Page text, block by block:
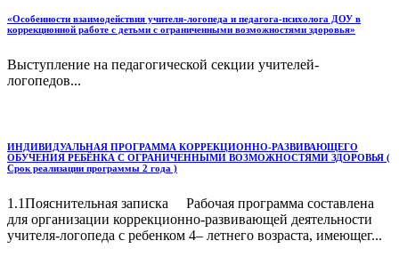
«Особенности взаимодействия учителя-логопеда и педагога-психолога ДОУ в
коррекционной работе с детьми с ограниченными возможностями здоровья»
Выступление на педагогической секции учителей-
логопедов...
ИНДИВИДУАЛЬНАЯ ПРОГРАММА КОРРЕКЦИОННО-РАЗВИВАЮЩЕГО
ОБУЧЕНИЯ РЕБЁНКА С ОГРАНИЧЕННЫМИ ВОЗМОЖНОСТЯМИ ЗДОРОВЬЯ (
Срок реализации программы 2 года )
1.1Пояснительная записка Рабочая программа составлена
для организации коррекционно-развивающей деятельности
учителя-логопеда с ребенком 4– летнего возраста, имеющег...